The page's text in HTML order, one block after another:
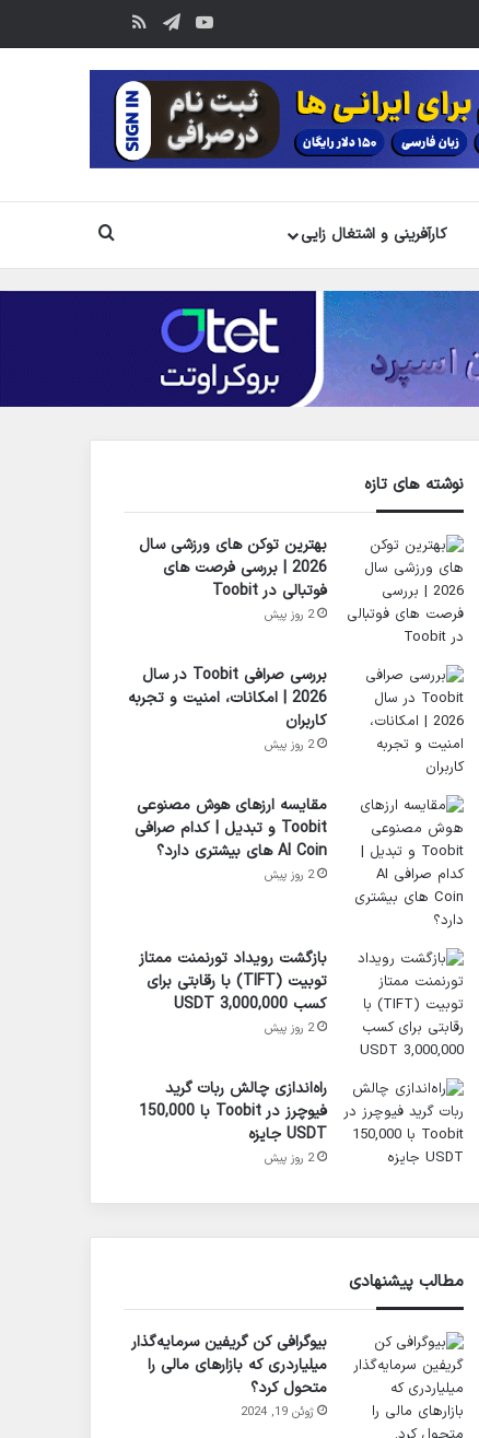
یوتیوب
تلگرامخوراک
کارآفرینی و اشتغال زایی جستجو
نوشته های تازه
بهترین توکن های ورزشی سال
2026 | بررسی فرصت های
فوتبالی در Toobit
2 روز پیش
بررسی صرافی Toobit در سال
2026 | امکانات، امنیت و تجربه
کاربران
2 روز پیش
مقایسه ارزهای هوش مصنوعی
Toobit و تبدیل | کدام صرافی
AI Coin های بیشتری دارد؟
2 روز پیش
بازگشت رویداد تورنمنت ممتاز
تو‌بیت (TIFT) با رقابتی برای
کسب 3,000,000 USDT
2 روز پیش
راه‌اندازی چالش ربات گرید
فیوچرز در Toobit با 150,000
USDT جایزه
2 روز پیش
مطالب پیشنهادی
بیوگرافی کن گریفین سرمایه‌گذار
میلیاردری که بازارهای مالی را
متحول کرد؟
ژوئن 19, 2024